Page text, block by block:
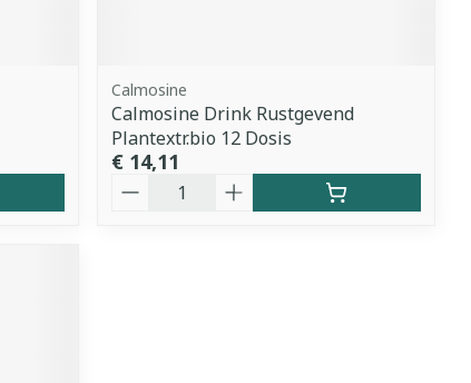
Calmosine
Calmosine Drink Rustgevend
Plantextr.bio 12 Dosis
€ 14,11